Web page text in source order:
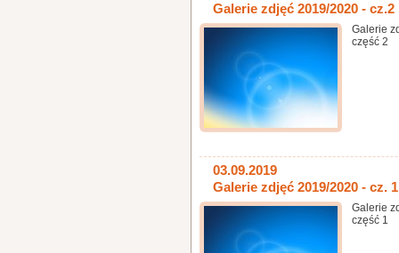
Galerie zdjęć 2019/2020 - cz.2
Galerie
część 2
03.09.2019
Galerie zdjęć 2019/2020 - cz. 1
Galerie
część 1